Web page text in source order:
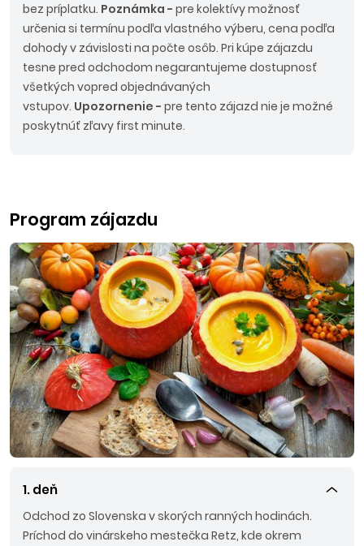
bez príplatku. Poznámka - pre kolektívy možnosť
určenia si termínu podľa vlastného výberu, cena podľa
dohody v závislosti na počte osôb. Pri kúpe zájazdu
tesne pred odchodom negarantujeme dostupnosť
všetkých vopred objednávaných
vstupov. Upozornenie - pre tento zájazd nie je možné
poskytnúť zľavy first minute.
Program zájazdu
1. deň
Odchod zo Slovenska v skorých ranných hodinách.
Príchod do vinárskeho mestečka Retz, kde okrem